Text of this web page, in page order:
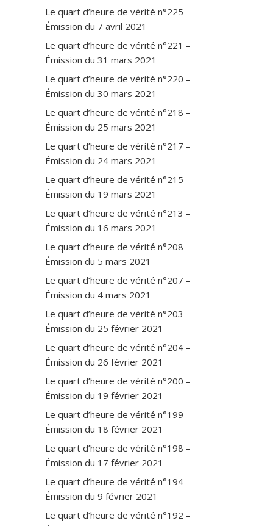
Le quart d’heure de vérité n°225 –
Émission du 7 avril 2021
Le quart d’heure de vérité n°221 –
Émission du 31 mars 2021
Le quart d’heure de vérité n°220 –
Émission du 30 mars 2021
Le quart d’heure de vérité n°218 –
Émission du 25 mars 2021
Le quart d’heure de vérité n°217 –
Émission du 24 mars 2021
Le quart d’heure de vérité n°215 –
Émission du 19 mars 2021
Le quart d’heure de vérité n°213 –
Émission du 16 mars 2021
Le quart d’heure de vérité n°208 –
Émission du 5 mars 2021
Le quart d’heure de vérité n°207 –
Émission du 4 mars 2021
Le quart d’heure de vérité n°203 –
Émission du 25 février 2021
Le quart d’heure de vérité n°204 –
Émission du 26 février 2021
Le quart d’heure de vérité n°200 –
Émission du 19 février 2021
Le quart d’heure de vérité n°199 –
Émission du 18 février 2021
Le quart d’heure de vérité n°198 –
Émission du 17 février 2021
Le quart d’heure de vérité n°194 –
Émission du 9 février 2021
Le quart d’heure de vérité n°192 –